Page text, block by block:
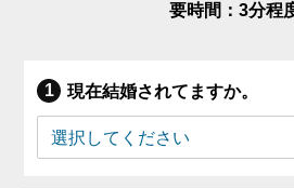
要時間：3分程
現在結婚されてますか。